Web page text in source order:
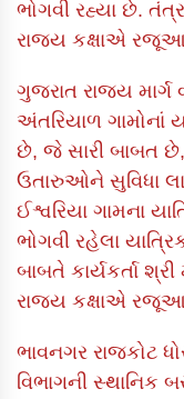
ભોગવી રહ્યા છે.
રાજ્ય કક્ષાએ
ગુજરાત રાજ્ય માર્ગ
અંતરિયાળ ગામોનાં
છે, જે સારી બાબત
ઉતારુઓને સુવિધા
ઈશ્વરિયા ગામના
ભોગવી રહેલા
બાબતે કાર્યકર્તા
રાજ્ય કક્ષાએ
ભાવનગર રાજકોટ
વિભાગની